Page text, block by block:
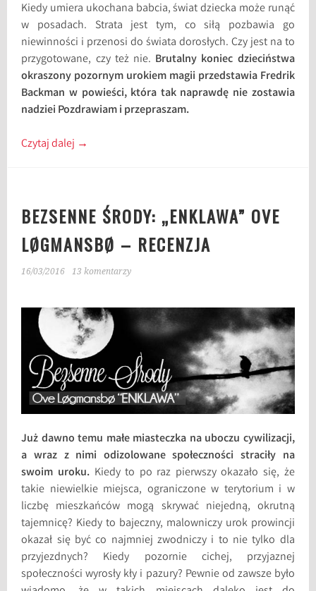
Kiedy umiera ukochana babcia, świat dziecka może runąć
w posadach. Strata jest tym, co siłą pozbawia go
niewinności i przenosi do świata dorosłych. Czy jest na to
przygotowane, czy też nie. Brutalny koniec dzieciństwa
okraszony pozornym urokiem magii przedstawia Fredrik
Backman w powieści, która tak naprawdę nie zostawia
nadziei Pozdrawiam i przepraszam.
Czytaj dalej →
BEZSENNE ŚRODY: „ENKLAWA” OVE
LØGMANSBØ – RECENZJA
16/03/2016 13 komentarzy
Już dawno temu małe miasteczka na uboczu cywilizacji,
a wraz z nimi odizolowane społeczności straciły na
swoim uroku.Kiedy to po raz pierwszy okazało się, że
takie niewielkie miejsca, ograniczone w terytorium i w
liczbę mieszkańców mogą skrywać niejedną, okrutną
tajemnicę? Kiedy to bajeczny, malowniczy urok prowincji
okazał się być co najmniej zwodniczy i to nie tylko dla
przyjezdnych? Kiedy pozornie cichej, przyjaznej
społeczności wyrosły kły i pazury? Pewnie od zawsze było